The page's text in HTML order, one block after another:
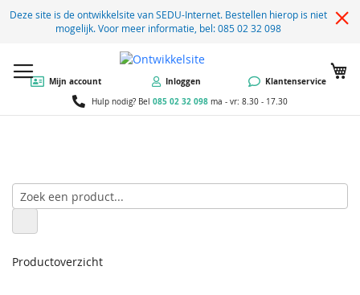
Deze site is de ontwikkelsite van SEDU-Internet. Bestellen hierop is niet
mogelijk. Voor meer informatie, bel: 085 02 32 098
Mijn account Inloggen Klantenservice
Hulp nodig? Bel 085 02 32 098 ma - vr: 8.30 - 17.30
Productoverzicht